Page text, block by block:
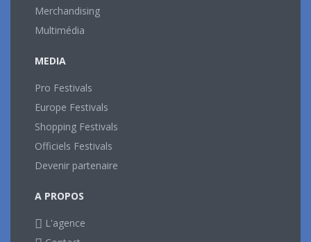
Merchandising
Multimédia
MEDIA
Pro Festivals
Europe Festivals
Shopping Festivals
Officiels Festivals
Devenir partenaire
A PROPOS
L'agence